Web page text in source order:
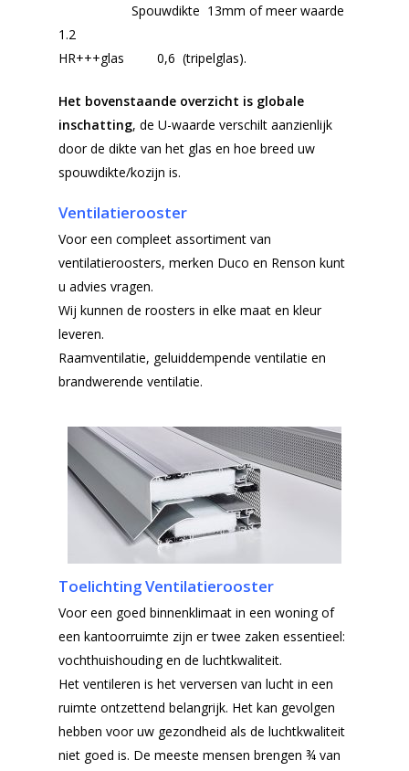
Spouwdikte 13mm of meer waarde
1.2
HR+++glas 0,6 (tripelglas).
Het bovenstaande overzicht is globale
inschatting, de U-waarde verschilt aanzienlijk
door de dikte van het glas en hoe breed uw
spouwdikte/kozijn is.
Ventilatierooster
Voor een compleet assortiment van
ventilatieroosters, merken Duco en Renson kunt
u advies vragen.
Wij kunnen de roosters in elke maat en kleur
leveren.
Raamventilatie, geluiddempende ventilatie en
brandwerende ventilatie.
Toelichting Ventilatierooster
Voor een goed binnenklimaat in een woning of
een kantoorruimte zijn er twee zaken essentieel:
vochthuishouding en de luchtkwaliteit.
Het ventileren is het verversen van lucht in een
ruimte ontzettend belangrijk. Het kan gevolgen
hebben voor uw gezondheid als de luchtkwaliteit
niet goed is. De meeste mensen brengen ¾ van